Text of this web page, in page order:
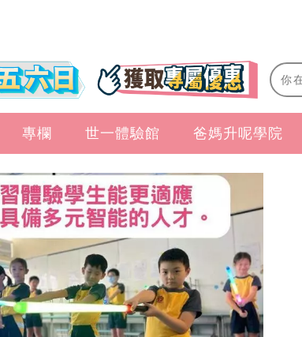
專欄 世一體驗館 爸媽升呢學院